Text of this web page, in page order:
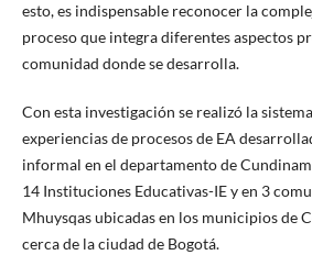
esto, es indispensable reconocer la
proceso que integra diferentes aspectos
comunidad donde se desarrolla.
Con esta investigación se realizó la
experiencias de procesos de EA
informal en el departamento de
14 Instituciones Educativas-IE y en 3
Mhuysqas ubicadas en los municipios de
cerca de la ciudad de Bogotá.